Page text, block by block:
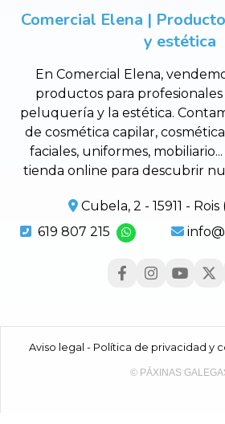
Comercial Elena |
y estética
En Comercial Elena,
productos para
peluquería y la estética.
de cosmética capilar,
faciales, uniformes,
tienda online para descubrir
Cubela, 2 - 15911 -
619 807 215
Aviso legal - Política de privacidad y
© PÁXINAS